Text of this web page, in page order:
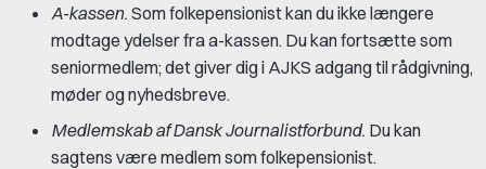
A-kassen. Som folkepensionist kan du ikke længere
modtage ydelser fra a-kassen. Du kan fortsætte som
seniormedlem; det giver dig i AJKS adgang til rådgivning,
møder og nyhedsbreve.
Medlemskab af Dansk Journalistforbund. Du kan
sagtens være medlem som folkepensionist.